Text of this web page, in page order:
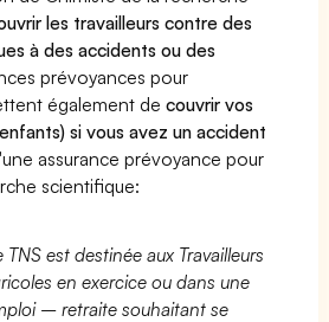
les travailleurs contre des
à des accidents ou des
prévoyances pour
également decouvrir vos
si vous avez un accident
assurance prévoyance pour
scientifique:
TNS est destinée aux Travailleurs
en exercice ou dans une
– retraite souhaitant se